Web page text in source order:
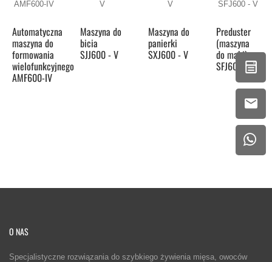
Automatyczna
maszyna do
formowania
wielofunkcyjnego
AMF600-IV
Maszyna do
bicia
SJJ600 - V
Maszyna do
panierki
SXJ600 - V
Preduster
(maszyna
do mąki)
SFJ600 - V
O NAS
Specjalistyczne rozwiązania do szybkiego żywienia mięsa, owoców